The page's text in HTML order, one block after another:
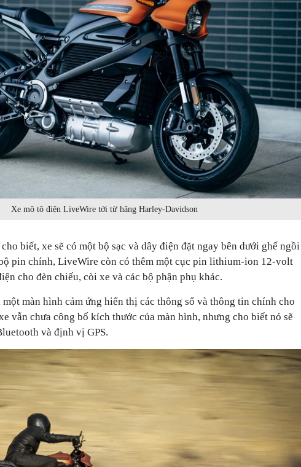
Xe mô tô điện LiveWire tới từ hãng Harley-Davidson
biết, xe sẽ có một bộ sạc và dây điện đặt ngay bên dưới ghế ngồi
pin chính, LiveWire còn có thêm một cục pin lithium-ion 12-volt
cho đèn chiếu, còi xe và các bộ phận phụ khác.
màn hình cảm ứng hiển thị các thông số và thông tin chính cho
vẫn chưa công bố kích thước của màn hình, nhưng cho biết nó sẽ
và định vị GPS.